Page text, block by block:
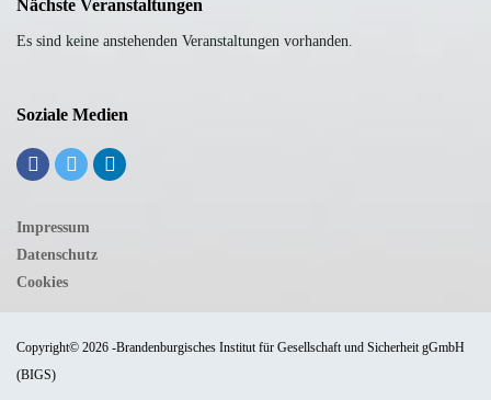
Nächste Veranstaltungen
Es sind keine anstehenden Veranstaltungen vorhanden.
Soziale Medien
Impressum
Datenschutz
Cookies
Copyright© 2026 -Brandenburgisches Institut für Gesellschaft und Sicherheit gGmbH
(BIGS)